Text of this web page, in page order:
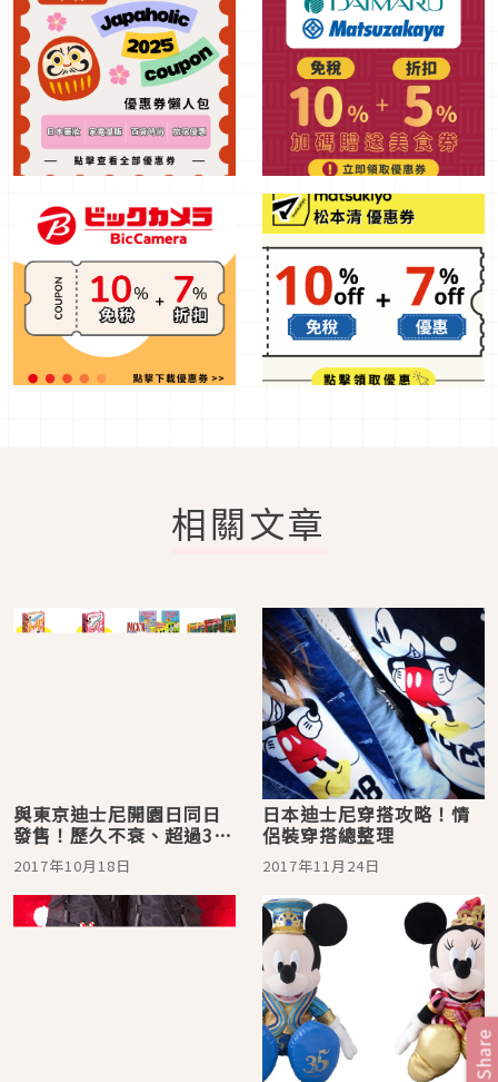
相關文章
與東京迪士尼開園日同日
發售！歷久不衰、超過30
年的「森永迪士尼餅乾
球」
2017年10月18日
日本迪士尼穿搭攻略！情
侶裝穿搭總整理
2017年11月24日
Share